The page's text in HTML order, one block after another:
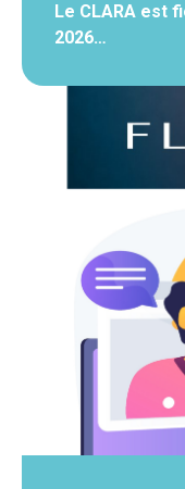
Le CLARA est
2026…